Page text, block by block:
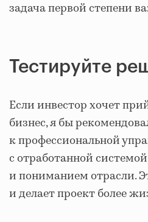
задача первой степени
Тестируйте
Если инвестор хочет
бизнес, я бы
к профессиональной
с отработанной
и пониманием отрасли.
и делает проект более